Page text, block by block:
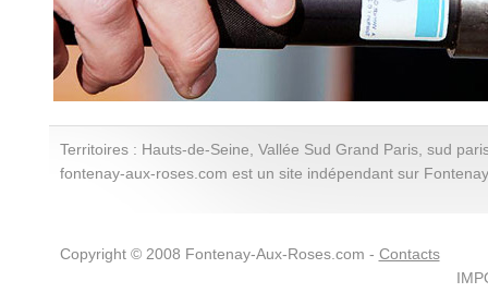
Territoires : Hauts-de-Seine, Vallée Sud Grand Paris, sud
fontenay-aux-roses.com est un site indépendant sur
Copyright © 2008 Fontenay-Aux-Roses.com - Contacts